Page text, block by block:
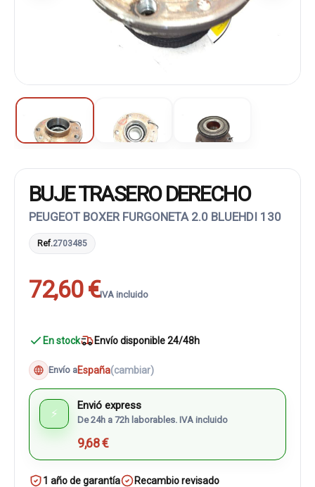
BUJE TRASERO DERECHO
PEUGEOT BOXER FURGONETA 2.0 BLUEHDI 130
Ref.2703485
72,60 €IVA incluido
En stock Envío disponible 24/48h
Envío aEspaña(cambiar)
⚡
Envió express
De 24h a 72h laborables. IVA incluido
9,68 €
1 año de garantía
Recambio revisado